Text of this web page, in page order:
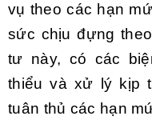
vụ theo các hạn
sức chịu đựng
tư này, có các
thiểu và xử lý kịp
tuân thủ các hạn